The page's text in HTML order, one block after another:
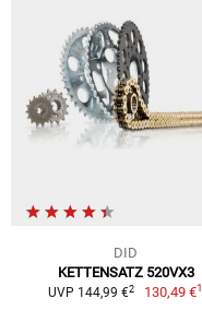
DID
KETTENSATZ 520VX3
UVP 144,99 €2 130,49 €1